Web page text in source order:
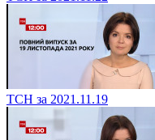
ТСН за 2021.11.19